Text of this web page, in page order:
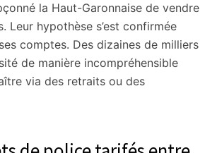
la Haut-Garonnaise de vendre
Leur hypothèse s’est confirmée
comptes. Des dizaines de milliers
de manière incompréhensible
via des retraits ou des